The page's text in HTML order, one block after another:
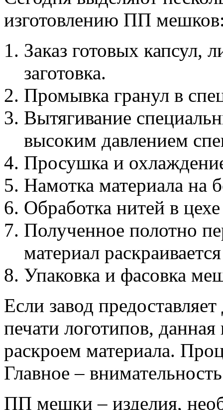
изготовлению ПП
Заказ готовых капсул,
заготовка.
Промывка гранул в
Вытягивание
высоким давлением
Просушка и
Намотка материала на
Обработка нитей в
Полученное полотно
материал
Упаковка и фасовка
Если завод
печати логотипов,
раскроем материала.
Главное –
ПП мешки – изделия,